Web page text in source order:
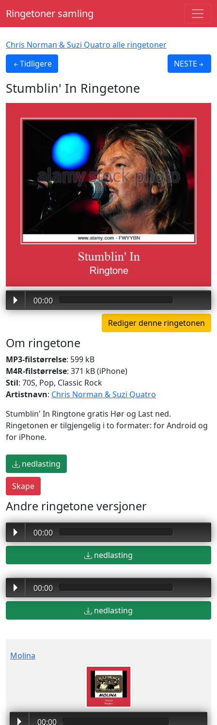
Ringetoner samling
Chris Norman & Suzi Quatro alle ringetoner
Tidligere
NESTE
Stumblin' In Ringetone
00:00
Om ringetone
MP3-filstørrelse: 599 kB
M4R-filstørrelse: 371 kB (iPhone)
Stil: 70S, Pop, Classic Rock
Artistnavn: Chris Norman & Suzi Quatro
Stumblin' In Ringtone gratis Hør og Last ned.
Ringetonen er tilgjengelig i to formater: for Android og
for iPhone.
nedlasting
Andre ringetone versjoner
00:00
nedlasting
00:00
nedlasting
Molina
00:00